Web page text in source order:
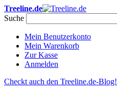
Treeline.de
Suche
Mein Benutzerkonto
Mein Warenkorb
Zur Kasse
Anmelden
Checkt auch den Treeline.de-Blog!